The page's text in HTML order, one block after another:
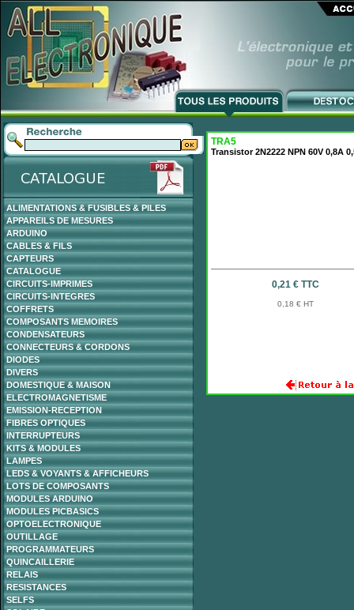
ALIMENTATIONS & FUSIBLES & PILES
APPAREILS DE MESURES
ARDUINO
CABLES & FILS
CAPTEURS
CATALOGUE
CIRCUITS-IMPRIMES
CIRCUITS-INTEGRES
COFFRETS
COMPOSANTS MEMOIRES
CONDENSATEURS
CONNECTEURS & CORDONS
DIODES
DIVERS
DOMESTIQUE & MAISON
ELECTROMAGNETISME
EMISSION-RECEPTION
FIBRES OPTIQUES
INTERRUPTEURS
KITS & MODULES
LAMPES
LEDS & VOYANTS & AFFICHEURS
LOTS DE COMPOSANTS
MODULES ARDUINO
MODULES PICBASICS
OPTOELECTRONIQUE
OUTILLAGE
PROGRAMMATEURS
QUINCAILLERIE
RELAIS
RESISTANCES
SELFS
TRA5
Transistor 2N2222 NPN 60V 0,8A
0,21 € TTC
0,18 € HT